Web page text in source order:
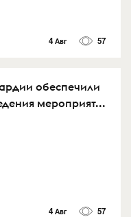
4 Авг 57
обеспечили
мероприят...
4 Авг 57